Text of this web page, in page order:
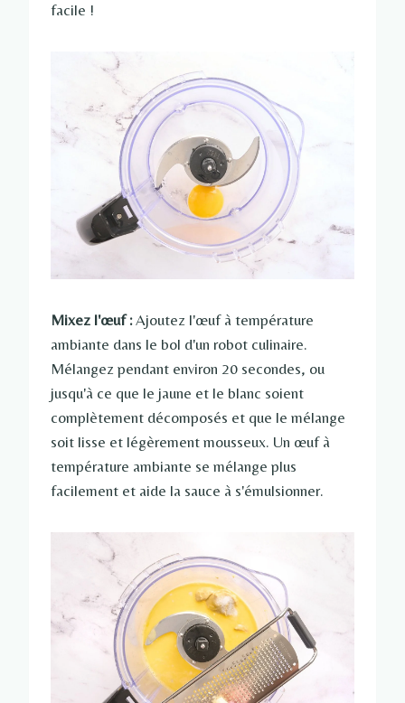
facile !
Mixez l'œuf :Ajoutez l'œuf à température
ambiante dans le bol d'un robot culinaire.
Mélangez pendant environ 20 secondes, ou
jusqu'à ce que le jaune et le blanc soient
complètement décomposés et que le mélange
soit lisse et légèrement mousseux. Un œuf à
température ambiante se mélange plus
facilement et aide la sauce à s'émulsionner.